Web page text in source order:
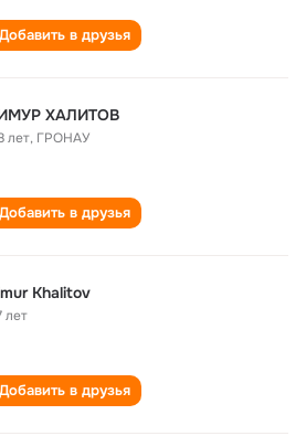
Добавить в друзья
ХАЛИТОВ
лет, ГРОНАУ
Добавить в друзья
Khalitov
лет
Добавить в друзья